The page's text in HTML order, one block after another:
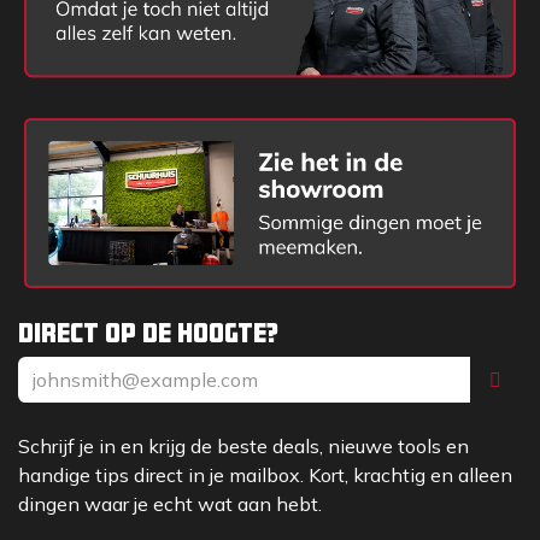
of het nu in een werkplaats, garage of industriële
omgeving is. Het is perfect geschikt om de meest
uiteenlopende soorten vuil op een milde wijze te
Gebruiksaanwijzing
Voor optimaal gebruik kan de handzeep zowel nat
als droog worden toegepast. Neem de gewenste
hoeveelheid en wrijf totdat het vuil loskomt van de
Kies voor Agealube
Investeer in de gezondheid van uw huid met de
Agealube Handcleaner Premium. Deze effectieve en
Direct op de hoogte?
Schrijf je in en krijg de beste deals, nieuwe tools en
handige tips direct in je mailbox. Kort, krachtig en alleen
dingen waar je echt wat aan hebt.